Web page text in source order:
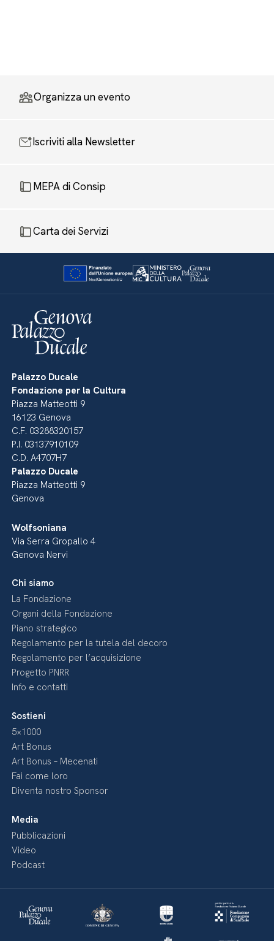
Organizza un evento
Iscriviti alla Newsletter
MEPA di Consip
Carta dei Servizi
Palazzo Ducale
Fondazione per la Cultura
Piazza Matteotti 9
16123 Genova
C.F. 03288320157
P.I. 03137910109
C.D. A4707H7
Palazzo Ducale
Piazza Matteotti 9
Genova
Wolfsoniana
Via Serra Gropallo 4
Genova Nervi
Chi siamo
La Fondazione
Organi della Fondazione
Piano strategico
Regolamento per la tutela del decoro
Regolamento per l’acquisizione
Progetto PNRR
Info e contatti
Sostieni
5×1000
Art Bonus
Art Bonus – Mecenati
Fai come loro
Diventa nostro Sponsor
Media
Pubblicazioni
Video
Podcast